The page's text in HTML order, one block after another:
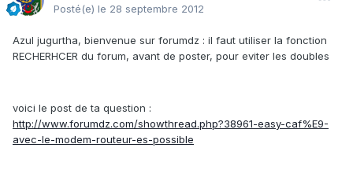
Posté(e) le 28 septembre 2012
Azul jugurtha, bienvenue sur forumdz : il faut utiliser la fonction
RECHERHCER du forum, avant de poster, pour eviter les doubles
voici le post de ta question :
http://www.forumdz.com/showthread.php?38961-easy-caf%E9-
avec-le-modem-routeur-es-possible